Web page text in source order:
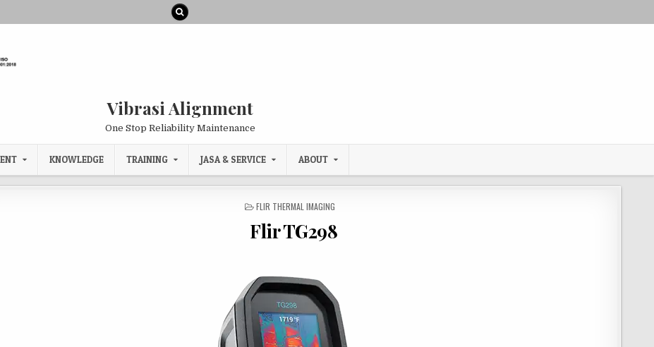
Vibrasi Alignment
One Stop Reliability Maintenance
KNOWLEDGE TRAINING JASA & SERVICE ABOUT
POSTED IN
FLIR THERMAL IMAGING
Flir TG298